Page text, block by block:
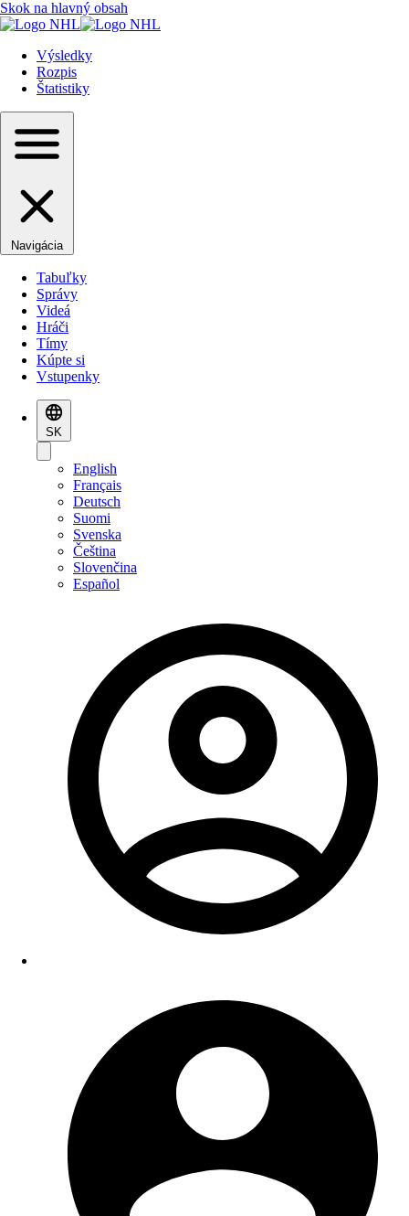
Skok na hlavný obsah
Výsledky
Rozpis
Štatistiky
Navigácia
Tabuľky
Správy
Videá
Hráči
Tímy
Kúpte si
Vstupenky
SK
English
Français
Deutsch
Suomi
Svenska
Čeština
Slovenčina
Español